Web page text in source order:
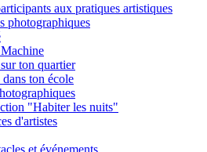
aux pratiques artistiques
photographiques
ton quartier
ton école
"Habiter les nuits"
d'artistes
et événements